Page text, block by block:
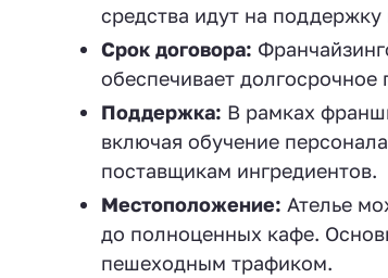
средства идут на поддержку
Срок договора:
обеспечивает
Поддержка: В рамках
включая обучение
поставщикам ингредиентов.
Местоположение: Ателье
до полноценных кафе.
пешеходным трафиком.